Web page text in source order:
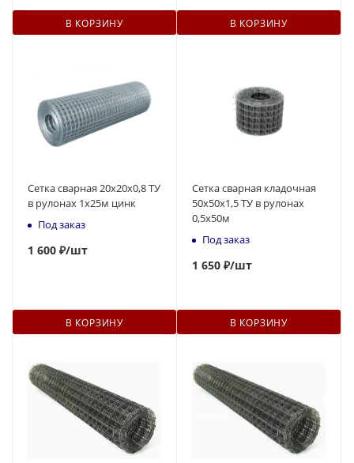
В КОРЗИНУ В КОРЗИНУ
Сетка сварная 20х20х0,8 ТУ
в рулонах 1х25м цинк
Под заказ
1 600 ₽/шт
В КОРЗИНУ
Сетка сварная кладочная
50х50х1,5 ТУ в рулонах
0,5х50м
Под заказ
1 650 ₽/шт
В КОРЗИНУ